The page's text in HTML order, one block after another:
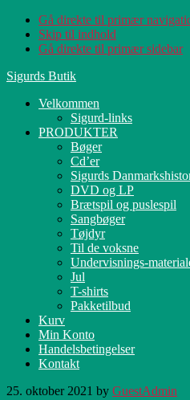
Gå direkte til primær
Skip til indhold
Gå direkte til primær sidebar
Sigurds Butik
Velkommen
Sigurd-links
PRODUKTER
Bøger
Cd’er
Sigurds
DVD og LP
Brætspil og puslespil
Sangbøger
Tøjdyr
Til de voksne
Undervisnings-
Jul
T-shirts
Pakketilbud
Kurv
Min Konto
Handelsbetingelser
Kontakt
25. oktober 2021 by GuestAdmin